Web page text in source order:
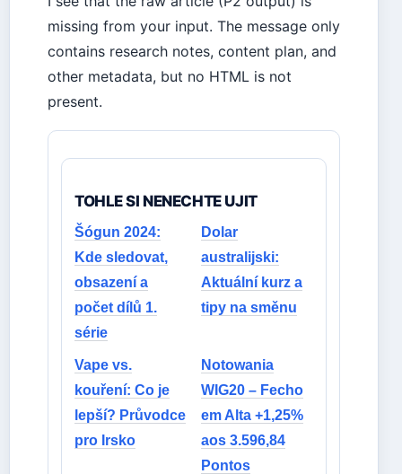
missing from your input. The message only
contains research notes, content plan, and
other metadata, but no HTML is not
present.
TOHLE SI NENECHTE UJIT
Šógun 2024:
Kde sledovat,
obsazení a
počet dílů 1.
série
Dolar
australijski:
Aktuální kurz a
tipy na směnu
Vape vs.
kouření: Co je
lepší? Průvodce
pro Irsko
Notowania
WIG20 – Fecho
em Alta +1,25%
aos 3.596,84
Pontos